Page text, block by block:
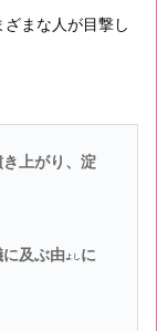
まな人が目撃し
上がり、淀
に及ぶ由 よし
に